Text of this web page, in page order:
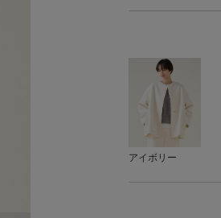
アイボリー